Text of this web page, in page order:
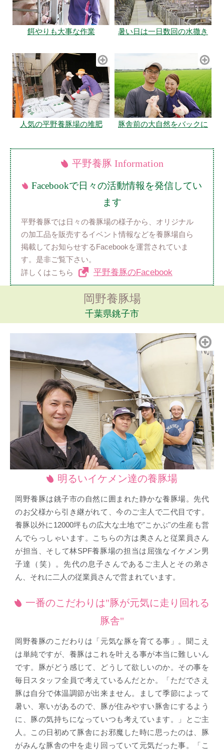
餌やりも大事な作業 暑い日は一日数回の水撒き
人気の平野養豚場の堆肥 豚舎前の大自然をバックに
平野養豚 Information
Facebookで日々の活動情報を発信してい
ます
平野養豚では日々の養豚場の様子から、オリジナル
の加工品を販売するイベント情報などを養豚場自ら
掲載してお知らせするFacebookを運営されていま
す。是非ご覧下さい。
詳しくはこちら
平野養豚のFacebook
岡野養豚場
千葉県銚子市
明るいイケメン達の養豚場
岡野養豚は銚子市の自然に囲まれた静かな養豚場。先代
のお父様から引き継がれて、今のご主人で二代目です。
養豚以外に12000坪もの広大な土地で"こかぶ"の生産も営
んでらっしゃいます。こちらの方は奥さんと従業員さん
が担当、そして林SPF養豚場の担当は屈強なイケメン男
子達（笑）。先代の息子さんであるご主人とその弟さ
ん、それに二人の従業員さんで営まれています。
一番のこだわりは"豚が元気に走り回れる
豚舎"
岡野養豚のこだわりは「元気な豚を育てる事」。聞こえ
は単純ですが、養豚はこれを叶える事が本当に難しいん
です。豚がどう感じて、どうして欲しいのか。その事を
毎日スタッフ全員で考えているんだとか。「ただでさえ
豚は自分で体温調節が出来ません。まして季節によって
暑い、寒いがあるので、豚が住みやすい豚舎にするよう
に、豚の気持ちになっていつも考えています。」とご主
人。この日初めて豚舎にお邪魔した時に思ったのは、豚
がみんな豚舎の中を走り回っていて元気だった事。「こ